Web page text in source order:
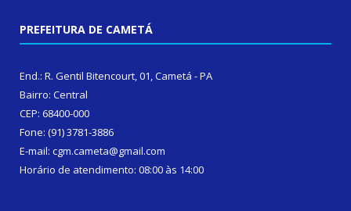
PREFEITURA DE CAMETÁ
End.: R. Gentil Bitencourt, 01, Cametá - PA
Bairro: Central
CEP: 68400-000
Fone: (91) 3781-3886
E-mail: cgm.cameta@gmail.com
Horário de atendimento: 08:00 às 14:00